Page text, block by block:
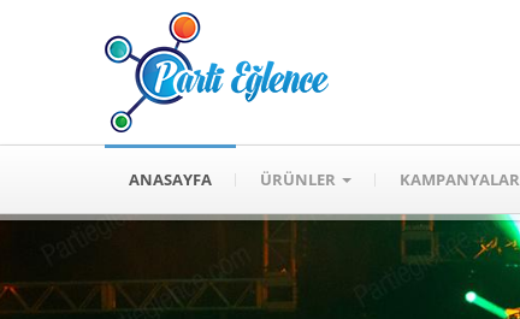
ANASAYFA ÜRÜNLER KAMPANYALAR